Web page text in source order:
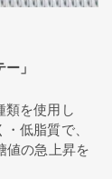
」
類を使用し
低脂質で、
値の急上昇を